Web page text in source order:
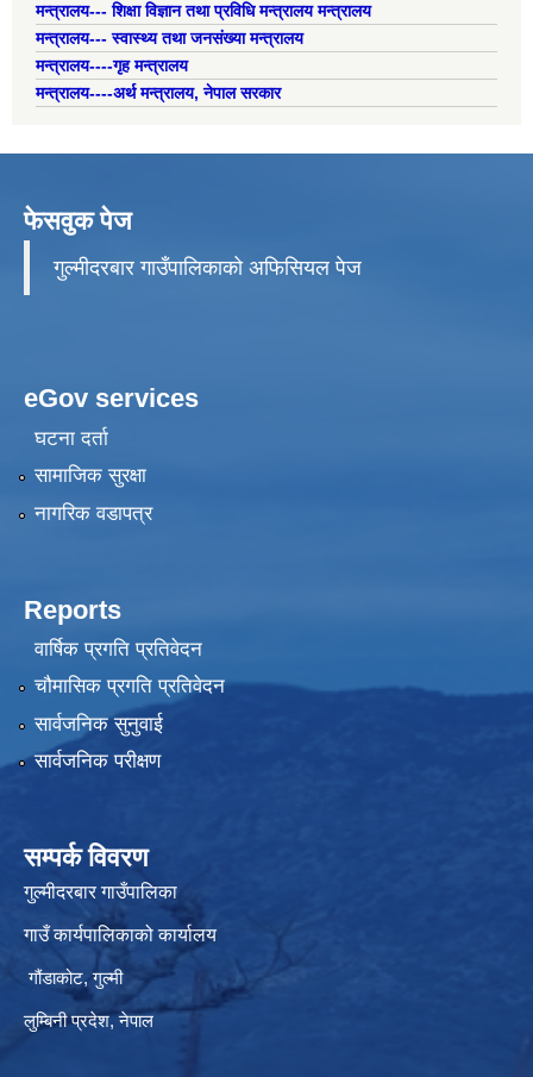
मन्त्रालय--- शिक्षा विज्ञान तथा प्रविधि मन्त्रालय मन्त्रालय
मन्त्रालय--- स्वास्थ्य तथा जनसंख्या मन्त्रालय
मन्त्रालय----गृह मन्त्रालय
मन्त्रालय----अर्थ मन्त्रालय, नेपाल सरकार
फेसवुक पेज
गुल्मीदरबार गाउँपालिकाको अफिसियल पेज
eGov services
घटना दर्ता
सामाजिक सुरक्षा
नागरिक वडापत्र
Reports
वार्षिक प्रगति प्रतिवेदन
चौमासिक प्रगति प्रतिवेदन
सार्वजनिक सुनुवाई
सार्वजनिक परीक्षण
सम्पर्क विवरण
गुल्मीदरबार गाउँपालिका
गाउँ कार्यपालिकाको कार्यालय
गौंडाकोट, गुल्मी
लुम्बिनी प्रदेश, नेपाल